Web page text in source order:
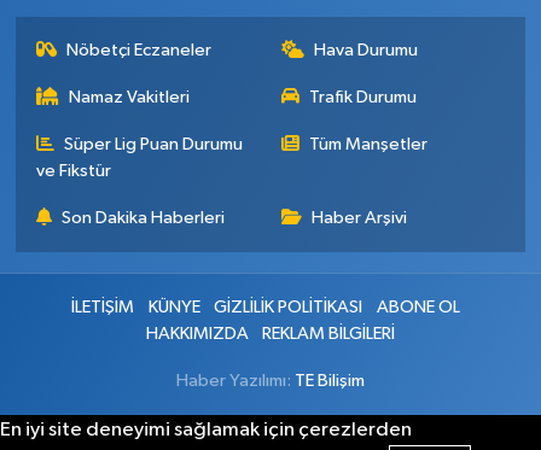
Nöbetçi Eczaneler Hava Durumu
Namaz Vakitleri Trafik Durumu
Süper Lig Puan Durumu
ve Fikstür
Tüm Manşetler
Son Dakika Haberleri Haber Arşivi
İLETİŞİM KÜNYE GİZLİLİK POLİTİKASI
ABONE OL
HAKKIMIZDA
REKLAM BİLGİLERİ
Haber Yazılımı: TE Bilişim
En iyi site deneyimi sağlamak için çerezlerden